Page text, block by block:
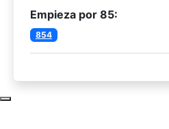
Empieza por 85:
854